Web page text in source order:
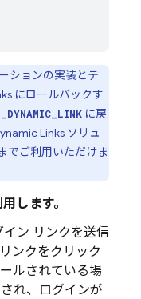
ションの実装とテ
にロールバックす
に戻
Links ソリュ
でご利用いただけま
します。
ン リンクを送信
ンクをクリック
ルされている場
れ、ログインが